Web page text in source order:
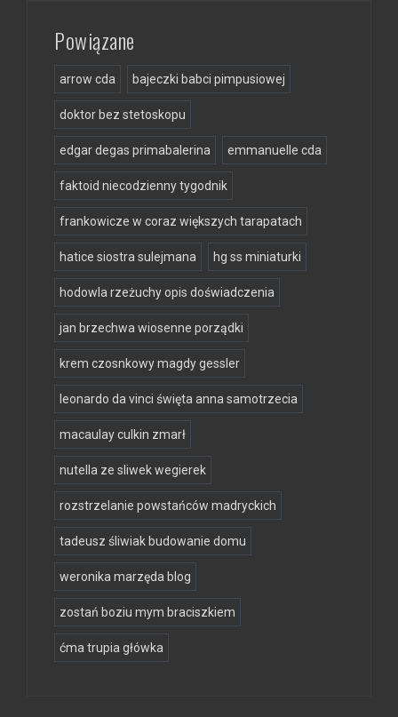
Powiązane
arrow cda bajeczki babci pimpusiowej
doktor bez stetoskopu
edgar degas primabalerina emmanuelle cda
faktoid niecodzienny tygodnik
frankowicze w coraz większych tarapatach
hatice siostra sulejmana hg ss miniaturki
hodowla rzeżuchy opis doświadczenia
jan brzechwa wiosenne porządki
krem czosnkowy magdy gessler
leonardo da vinci święta anna samotrzecia
macaulay culkin zmarł
nutella ze sliwek wegierek
rozstrzelanie powstańców madryckich
tadeusz śliwiak budowanie domu
weronika marzęda blog
zostań boziu mym braciszkiem
ćma trupia główka